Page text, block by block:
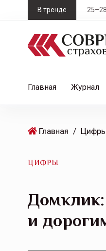
k
В тренде
Главная Журнал
Главная /
ЦИФРЫ
и